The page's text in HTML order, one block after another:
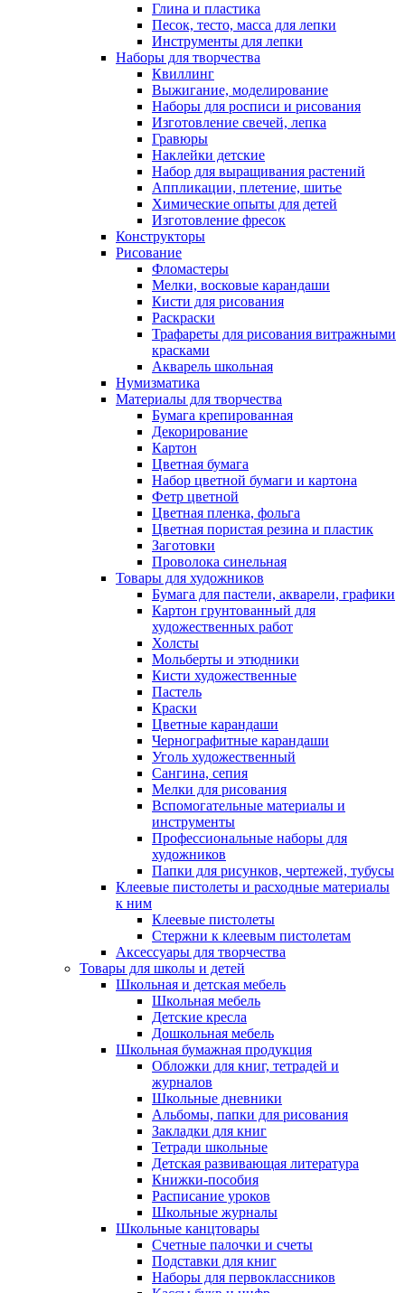
Глина и пластика
Песок, тесто, масса для лепки
Инструменты для лепки
Наборы для творчества
Квиллинг
Выжигание, моделирование
Наборы для росписи и рисования
Изготовление свечей, лепка
Гравюры
Наклейки детские
Набор для выращивания растений
Аппликации, плетение, шитье
Химические опыты для детей
Изготовление фресок
Конструкторы
Рисование
Фломастеры
Мелки, восковые карандаши
Кисти для рисования
Раскраски
Трафареты для рисования витражными
красками
Акварель школьная
Нумизматика
Материалы для творчества
Бумага крепированная
Декорирование
Картон
Цветная бумага
Набор цветной бумаги и картона
Фетр цветной
Цветная пленка, фольга
Цветная пористая резина и пластик
Заготовки
Проволока синельная
Товары для художников
Бумага для пастели, акварели, графики
Картон грунтованный для
художественных работ
Холсты
Мольберты и этюдники
Кисти художественные
Пастель
Краски
Цветные карандаши
Чернографитные карандаши
Уголь художественный
Сангина, сепия
Мелки для рисования
Вспомогательные материалы и
инструменты
Профессиональные наборы для
художников
Папки для рисунков, чертежей, тубусы
Клеевые пистолеты и расходные материалы
к ним
Клеевые пистолеты
Стержни к клеевым пистолетам
Аксессуары для творчества
Товары для школы и детей
Школьная и детская мебель
Школьная мебель
Детские кресла
Дошкольная мебель
Школьная бумажная продукция
Обложки для книг, тетрадей и
журналов
Школьные дневники
Альбомы, папки для рисования
Закладки для книг
Тетради школьные
Детская развивающая литература
Книжки-пособия
Расписание уроков
Школьные журналы
Школьные канцтовары
Счетные палочки и счеты
Подставки для книг
Наборы для первоклассников